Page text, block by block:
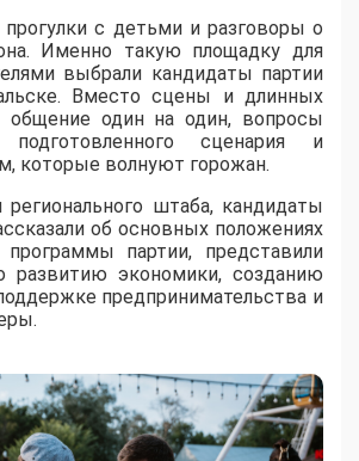
прогулки с детьми и разговоры о
Именно такую площадку для
выбрали кандидаты партии
Вместо сцены и длинных
общение один на один, вопросы
сценария и
которые волнуют горожан.
регионального штаба, кандидаты
об основных положениях
партии, представили
развитию экономики, созданию
предпринимательства и